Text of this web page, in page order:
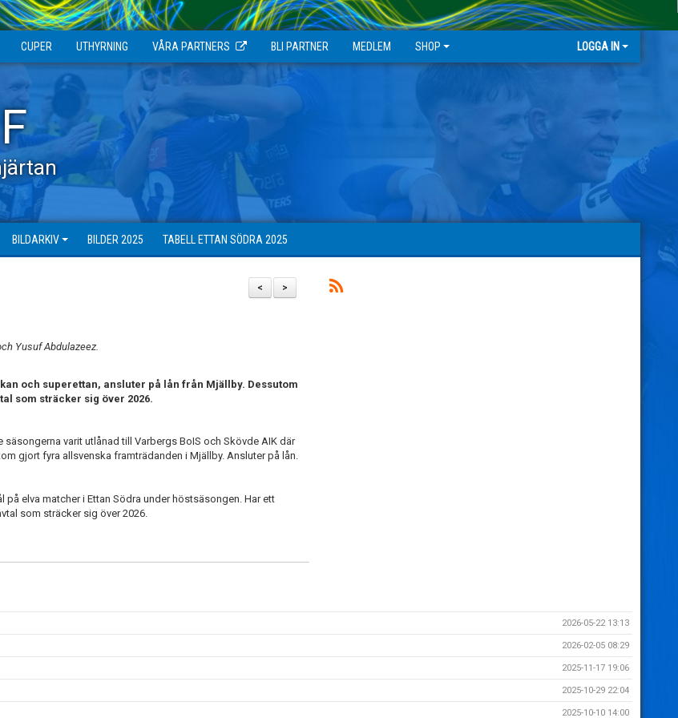
CUPER UTHYRNING VÅRA PARTNERS BLI PARTNER MEDLEM SHOP LOGGA IN
BILDARKIV BILDER 2025 TABELL ETTAN SÖDRA 2025
>
<
Yusuf Abdulazeez.
och superettan, ansluter på lån från Mjällby. Dessutom
som sträcker sig över 2026.
varit utlånad till Varbergs BoIS och Skövde AIK där
gjort fyra allsvenska framträdanden i Mjällby. Ansluter på lån.
elva matcher i Ettan Södra under höstsäsongen. Har ett
som sträcker sig över 2026.
2026-05-22 13:13
2026-02-05 08:29
2025-11-17 19:06
2025-10-29 22:04
2025-10-10 14:00